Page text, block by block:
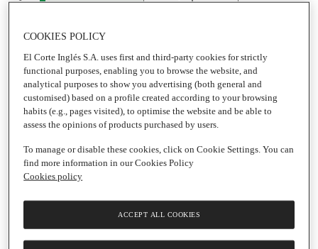
Añadir
61,79 €
88,27 € / Litro
coñac VSOP
Fine
REMY
Botella|70
299,99 €
coñac extra viejo XO
REMY MARTIN
Botella|70 Cl
COOKIES POLICY
El Corte Inglés S.A. uses first and third-party cookies for strictly
functional purposes, enabling you to browse the website, and
analytical purposes to show you advertising (both general and
customised) based on a profile created according to your browsing
habits (e.g., pages visited), to optimise the website and be able to
assess the opinions of products purchased by users.
To manage or disable these cookies, click on Cookie Settings. You can
find more information in our Cookies Policy
Cookies policy
ACCEPT ALL COOKIES